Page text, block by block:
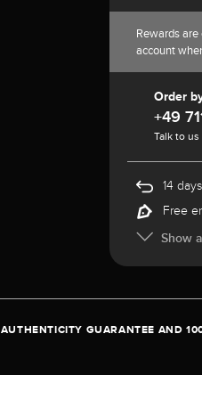
Rewards
account
Order
+49
Talk to
14
Free
Show
AUTHENTICITY GUARANTEE AND